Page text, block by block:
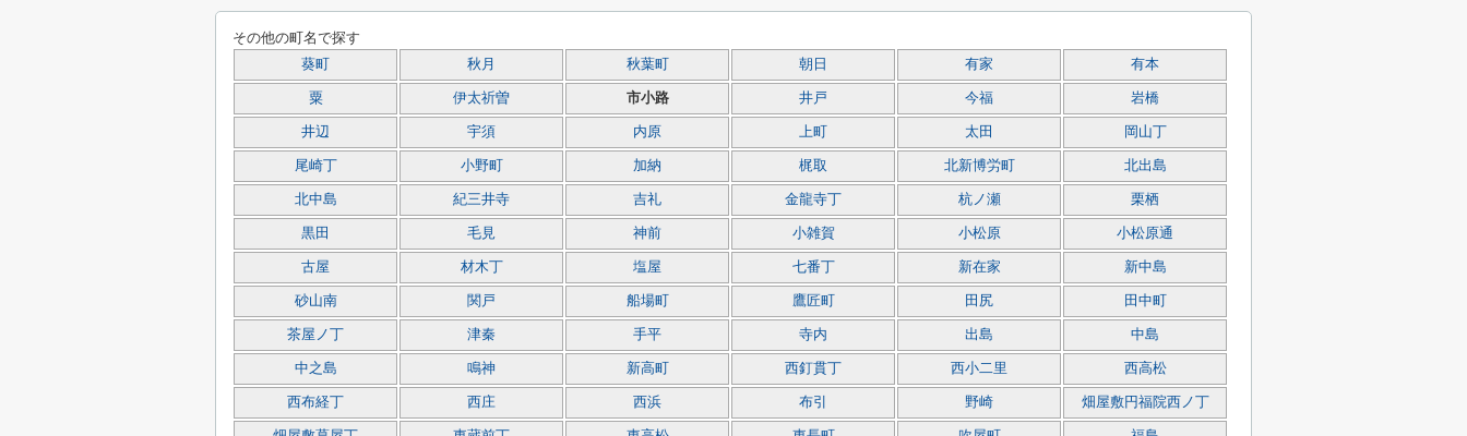
その他の町名で探す
葵町 秋月 秋葉町 朝日 有家 有本
粟 伊太祈曽 市小路 井戸 今福 岩橋
井辺 宇須 内原 上町 太田 岡山丁
尾崎丁 小野町 加納 梶取 北新博労町 北出島
北中島 紀三井寺 吉礼 金龍寺丁 杭ノ瀬 栗栖
黒田 毛見 神前 小雑賀 小松原 小松原通
古屋 材木丁 塩屋 七番丁 新在家 新中島
砂山南 関戸 船場町 鷹匠町 田尻 田中町
茶屋ノ丁 津秦 手平 寺内 出島 中島
中之島 鳴神 新高町 西釘貫丁 西小二里 西高松
西布経丁 西庄 西浜 布引 野崎 畑屋敷円福院西ノ丁